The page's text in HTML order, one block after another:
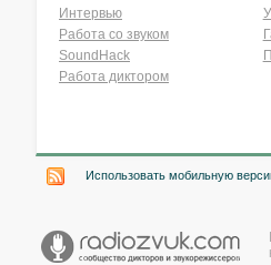
Интервью
Работа со звуком
SoundHack
Работа диктором
Использовать мобильную